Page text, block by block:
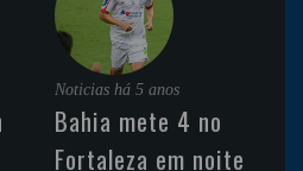
Noticias há 5 anos
Bahia mete 4 no
Fortaleza em noite